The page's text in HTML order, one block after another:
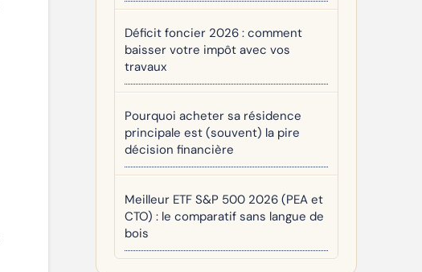
Déficit foncier 2026 : comment
baisser votre impôt avec vos
travaux
Pourquoi acheter sa résidence
principale est (souvent) la pire
décision financière
Meilleur ETF S&P 500 2026 (PEA et
CTO) : le comparatif sans langue de
bois